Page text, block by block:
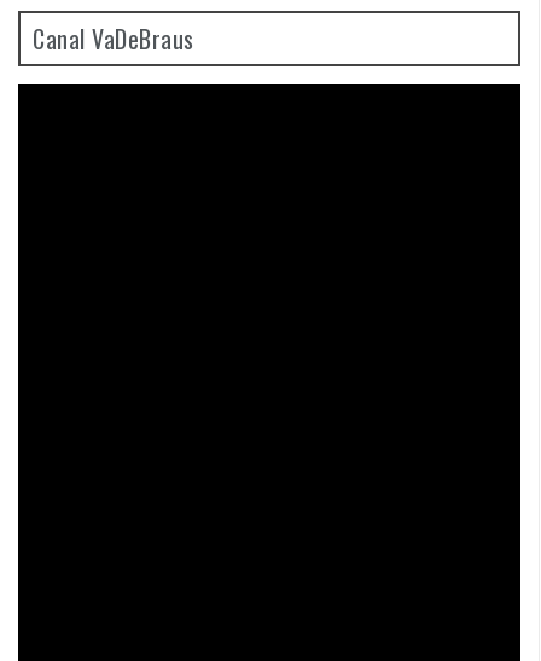
Canal VaDeBraus